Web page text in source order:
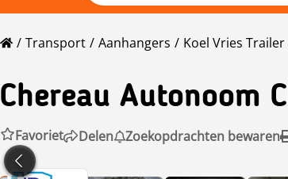
Transport Aanhangers Koel Vries Trailer
Chereau Autonoom
Favoriet Delen Zoekopdrachten bewaren